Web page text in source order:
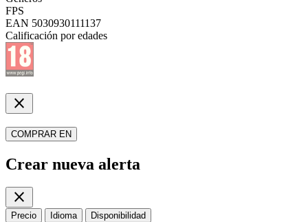
FPS
EAN 5030930111137
Calificación por edades
close
COMPRAR EN
Crear nueva alerta
close
Precio Idioma Disponibilidad